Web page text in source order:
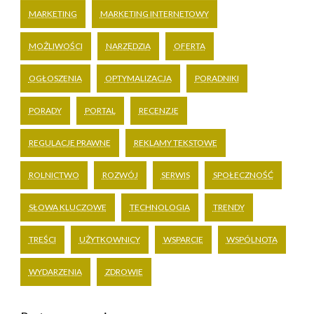
MARKETING MARKETING INTERNETOWY
MOŻLIWOŚCI NARZĘDZIA OFERTA
OGŁOSZENIA OPTYMALIZACJA PORADNIKI
PORADY PORTAL RECENZJE
REGULACJE PRAWNE REKLAMY TEKSTOWE
ROLNICTWO ROZWÓJ SERWIS SPOŁECZNOŚĆ
SŁOWA KLUCZOWE TECHNOLOGIA TRENDY
TREŚCI UŻYTKOWNICY WSPARCIE WSPÓLNOTA
WYDARZENIA ZDROWIE